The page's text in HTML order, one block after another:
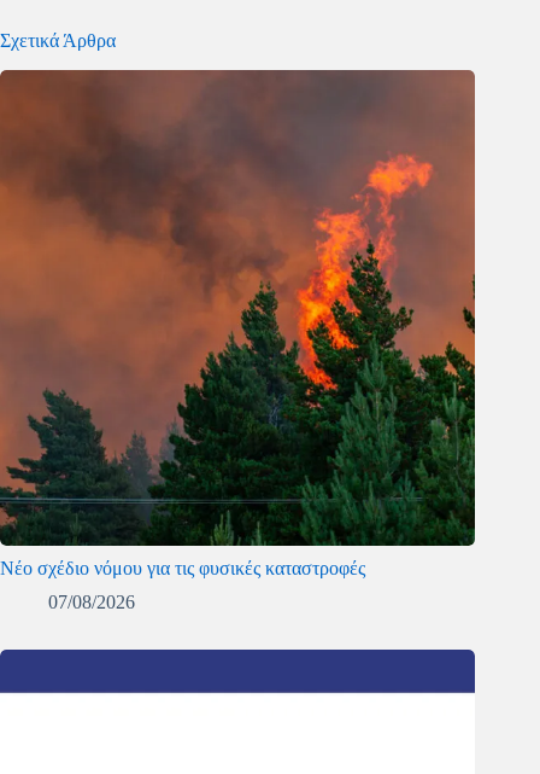
Σχετικά Άρθρα
Νέο σχέδιο νόμου για τις φυσικές καταστροφές
07/08/2026